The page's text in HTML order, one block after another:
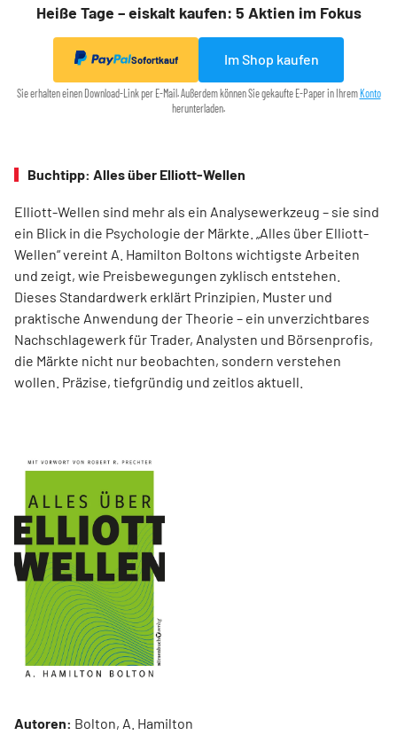
Heiße Tage – eiskalt kaufen: 5 Aktien im Fokus
Sofortkauf Im Shop kaufen
Sie erhalten einen Download-Link per E-Mail. Außerdem können Sie gekaufte E-Paper in IhremKonto
herunterladen.
Buchtipp: Alles über Elliott-Wellen
Elliott-Wellen sind mehr als ein Analysewerkzeug – sie sind
ein Blick in die Psychologie der Märkte. „Alles über Elliott-
Wellen“ vereint A. Hamilton Boltons wichtigste Arbeiten
und zeigt, wie Preisbewegungen zyklisch entstehen.
Dieses Standardwerk erklärt Prinzipien, Muster und
praktische Anwendung der Theorie – ein unverzichtbares
Nachschlagewerk für Trader, Analysten und Börsenprofis,
die Märkte nicht nur beobachten, sondern verstehen
wollen. Präzise, tiefgründig und zeitlos aktuell.
Autoren: Bolton, A. Hamilton